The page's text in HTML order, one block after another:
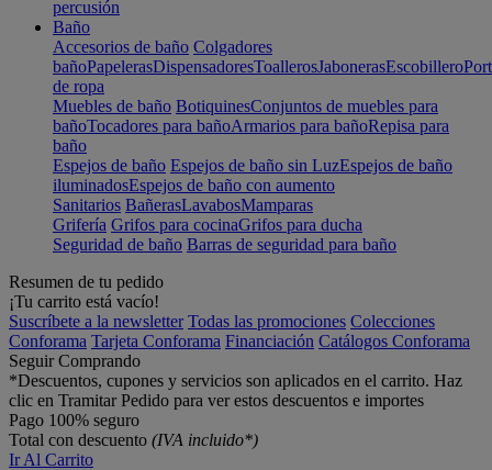
percusión
Baño
Accesorios de baño Colgadores
bañoPapelerasDispensadoresToallerosJabonerasEscobillero
de ropa
Muebles de baño BotiquinesConjuntos de muebles para
bañoTocadores para bañoArmarios para bañoRepisa para
baño
Espejos de baño Espejos de baño sin LuzEspejos de baño
iluminadosEspejos de baño con aumento
Sanitarios BañerasLavabosMamparas
Grifería Grifos para cocinaGrifos para ducha
Seguridad de baño Barras de seguridad para baño
Resumen de tu pedido
¡Tu carrito está vacío!
Suscríbete a la newsletter Todas las promociones Colecciones
Conforama Tarjeta Conforama Financiación Catálogos Conforama
Seguir Comprando
*Descuentos, cupones y servicios son aplicados en el carrito. Haz
clic en Tramitar Pedido para ver estos descuentos e importes
Pago 100% seguro
Total con descuento (IVA incluido*)
Ir Al Carrito